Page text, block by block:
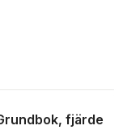
fjärde